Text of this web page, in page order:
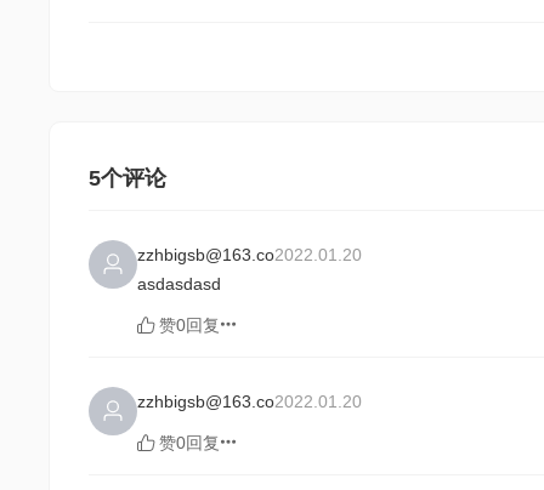
5个评论
zzhbigsb@163.co2022.01.20
asdasdasd
赞0回复
zzhbigsb@163.co2022.01.20
赞0回复